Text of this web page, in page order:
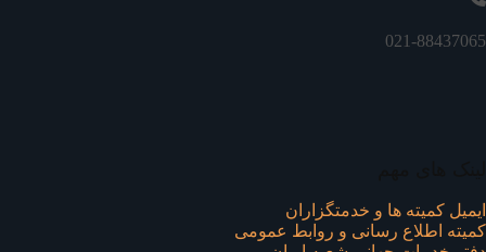
021-88437065
ایمیل کمیته ها و خدمتگزاران
کميته اطلاع رسانی و روابط عمومی